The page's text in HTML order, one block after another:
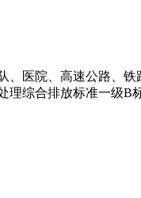
医院、高速公路、
综合排放标准一级B标